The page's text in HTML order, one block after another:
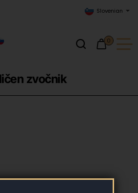
Slovenian
0
zvočnik